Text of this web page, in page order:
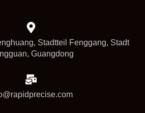
Stadtteil Fenggang, Stadt
Guangdong